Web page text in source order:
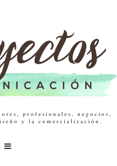
profesionales, negocios,
y la comercialización.
